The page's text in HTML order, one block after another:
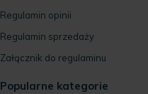
Regulamin opinii
Regulamin sprzedaży
Załącznik do regulaminu
Popularne kategorie